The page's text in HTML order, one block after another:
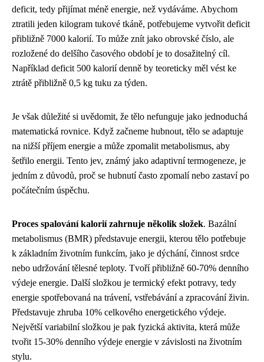
deficit, tedy přijímat méně energie, než vydáváme. Abychom
ztratili jeden kilogram tukové tkáně, potřebujeme vytvořit deficit
přibližně 7000 kalorií. To může znít jako obrovské číslo, ale
rozložené do delšího časového období je to dosažitelný cíl.
Například deficit 500 kalorií denně by teoreticky měl vést ke
ztrátě přibližně 0,5 kg tuku za týden.
Je však důležité si uvědomit, že tělo nefunguje jako jednoduchá
matematická rovnice. Když začneme hubnout, tělo se adaptuje
na nižší příjem energie a může zpomalit metabolismus, aby
šetřilo energii. Tento jev, známý jako adaptivní termogeneze, je
jedním z důvodů, proč se hubnutí často zpomalí nebo zastaví po
počátečním úspěchu.
Proces spalování kalorií zahrnuje několik složek. Bazální
metabolismus (BMR) představuje energii, kterou tělo potřebuje
k základním životním funkcím, jako je dýchání, činnost srdce
nebo udržování tělesné teploty. Tvoří přibližně 60-70% denního
výdeje energie. Další složkou je termický efekt potravy, tedy
energie spotřebovaná na trávení, vstřebávání a zpracování živin.
Představuje zhruba 10% celkového energetického výdeje.
Největší variabilní složkou je pak fyzická aktivita, která může
tvořit 15-30% denního výdeje energie v závislosti na životním
stylu.